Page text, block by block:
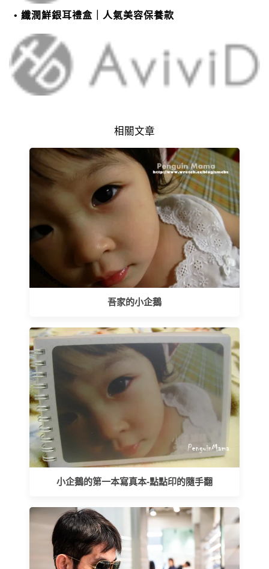
纖潤鮮銀耳禮盒｜人氣美容保養款
相關文章
吾家的小企鵝
小企鵝的第一本寫真本-點點印的隨手翻